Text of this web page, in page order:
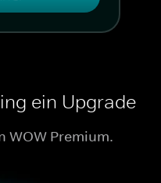
ein Upgrade
WOW Premium.